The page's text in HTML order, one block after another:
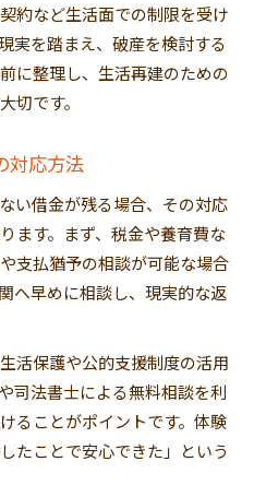
約など生活面での制限を受け
実を踏まえ、破産を検討する
に整理し、生活再建のための
切です。
対応方法
い借金が残る場合、その対応
ます。まず、税金や養育費な
支払猶予の相談が可能な場合
へ早めに相談し、現実的な返
活保護や公的支援制度の活用
司法書士による無料相談を利
ることがポイントです。体験
たことで安心できた」という